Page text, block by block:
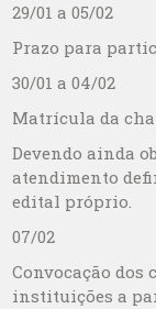
29/01 a 05/02
Prazo para
30/01 a 04/02
Matrícula da
Devendo ainda
atendimento
edital próprio.
07/02
Convocação dos
instituições a